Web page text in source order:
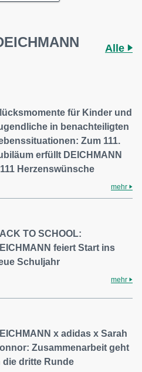
Alle
für Kinder und
in benachteiligten
Zum 111.
erfüllt DEICHMANN
Herzenswünsche
mehr
TO SCHOOL:
feiert Start ins
Schuljahr
mehr
x adidas x Sarah
Zusammenarbeit geht
die dritte Runde